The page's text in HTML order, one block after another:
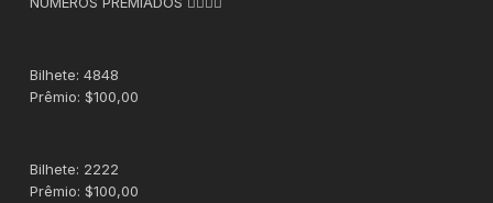
Bilhete: 4848
Prêmio: $100,00
Bilhete: 2222
Prêmio: $100,00